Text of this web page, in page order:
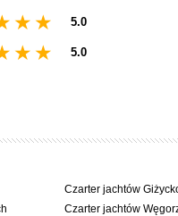
5.0
5.0
Czarter jachtów
Czarter jachtów